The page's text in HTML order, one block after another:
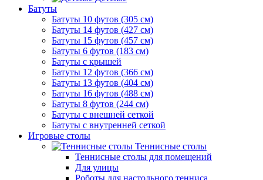
Батуты
Батуты 10 футов (305 см)
Батуты 14 футов (427 см)
Батуты 15 футов (457 см)
Батуты 6 футов (183 см)
Батуты с крышей
Батуты 12 футов (366 см)
Батуты 13 футов (404 см)
Батуты 16 футов (488 см)
Батуты 8 футов (244 см)
Батуты с внешней сеткой
Батуты с внутренней сеткой
Игровые столы
Теннисные столы
Теннисные столы для помещений
Для улицы
Роботы для настольного тенниса